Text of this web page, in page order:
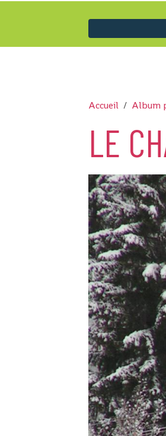
Accueil Album
LE